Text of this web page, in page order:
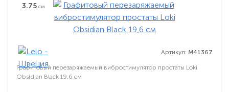
3.75 см
Артикул: M41367
Графитовый перезаряжаемый вибростимулятор простаты Loki
Obsidian Black 19,6 см